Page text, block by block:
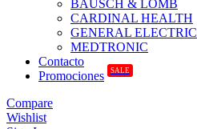
BAUSCH & LOMB
CARDINAL HEALTH
GENERAL ELECTRIC
MEDTRONIC
Contacto
Promociones
SALE
Compare
Wishlist